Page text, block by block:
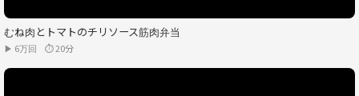
むね肉とトマトのチリソース筋肉弁当
▶ 6万回 ⏱ 20分